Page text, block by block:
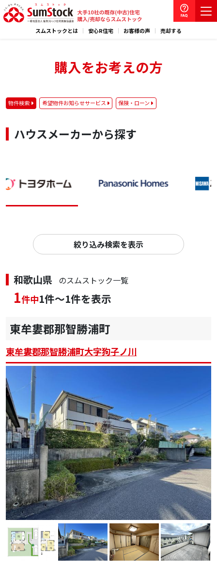
スムストックとは 安心R住宅 お客様の声 売却する
購入をお考えの方
物件検索 希望物件お知らせサービス 保険・ローン
ハウスメーカーから探す
絞り込み検索を表示
和歌山県 のスムストック一覧
1件中1件～1件を表示
東牟婁郡那智勝浦町
東牟婁郡那智勝浦町大字狗子ノ川